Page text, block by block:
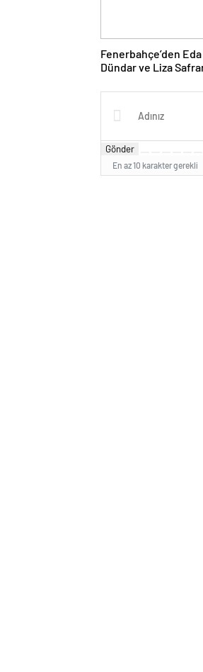
Fenerbahçe’den
Dündar ve Liza
Gönder
En az 10 karakter gerekli